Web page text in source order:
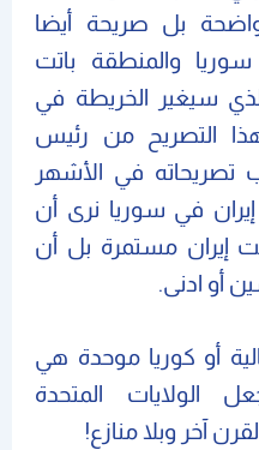
بل صريحة أيضا
والمنطقة باتت
سيغير الخريطة في
التصريح من رئيس
تصريحاته في الأشهر
في سوريا نرى أن
إيران مستمرة بل أن
أو ادنى.
أو كوريا موحدة هي
الولايات المتحدة
آخر وبلا منازع!